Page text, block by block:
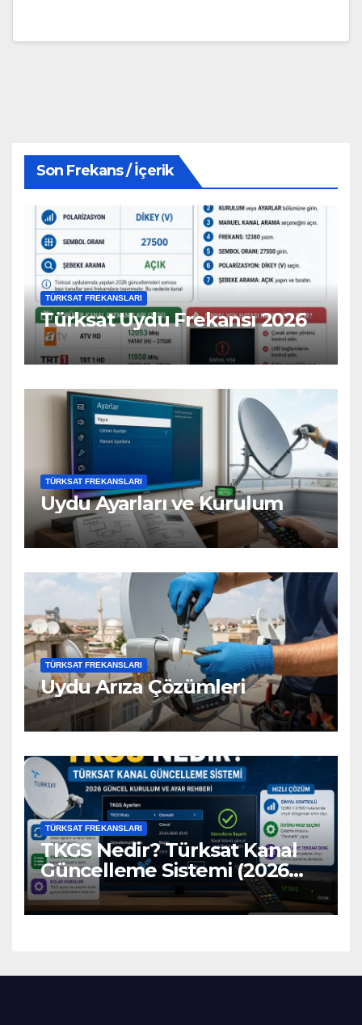
Son Frekans / İçerik
TÜRKSAT FREKANSLARI
Türksat Uydu Frekansı 2026
TÜRKSAT FREKANSLARI
Uydu Ayarları ve Kurulum
TÜRKSAT FREKANSLARI
Uydu Arıza Çözümleri
TÜRKSAT FREKANSLARI
TKGS Nedir? Türksat Kanal
Güncelleme Sistemi (2026
Ayarları)